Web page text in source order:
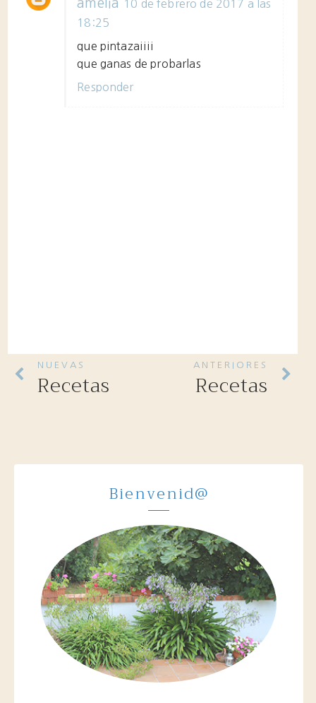
amelia
10 de febrero de 2017 a las
18:25
que pintaza¡¡¡¡
que ganas de probarlas
Responder
NUEVAS
Recetas
ANTERIORES
Recetas
Bienvenid@